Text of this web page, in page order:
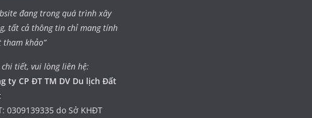
đang trong quá trình xây
tất cả thông tin chỉ mang tính
tham khảo”
tiết, vui lòng liên hệ:
ty CP ĐT TM DV Du lịch Đất
0309139335 do Sở KHĐT